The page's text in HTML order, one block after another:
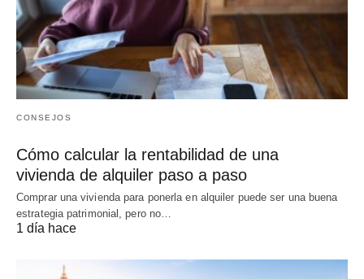
CONSEJOS
Cómo calcular la rentabilidad de una
vivienda de alquiler paso a paso
Comprar una vivienda para ponerla en alquiler puede ser una buena
estrategia patrimonial, pero no…
1 día hace